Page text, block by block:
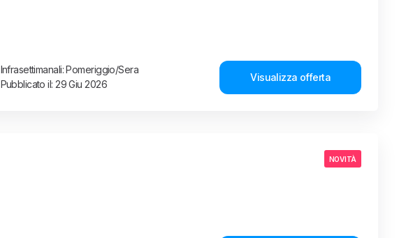
Infrasettimanali: Pomeriggio/Sera
Pubblicato il: 29 Giu 2026
Visualizza offerta
NOVITÀ